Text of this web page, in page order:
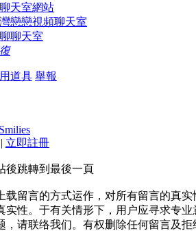
天室網站
戀戀視頻聊天室
聊天室
道具 舉報
Smilies
| 立即註冊
後跳轉到最後一頁
载留言的方式运作，对所有留言的真
实性。于有关情形下，用户应寻求专
，请联络我们。有权删除任何留言及